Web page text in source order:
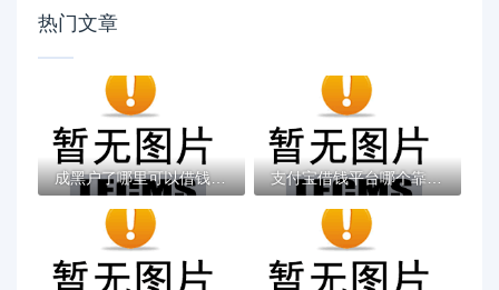
热门文章
成黑户了哪里可以借钱急用啊，2025五大专属... 支付宝借钱平台哪个靠谱？实测这5款低息灵活...